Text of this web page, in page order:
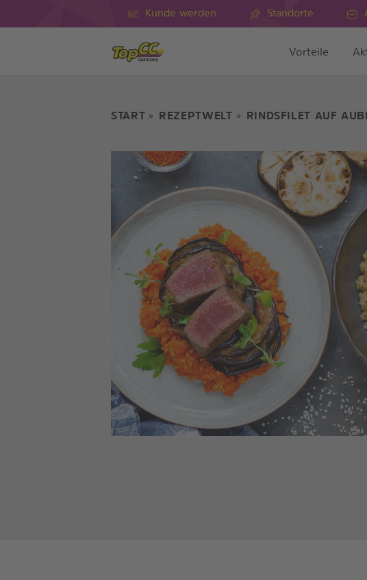
Kunde werden Standorte
Vorteile
START REZEPTWELT RINDSFILET AUF